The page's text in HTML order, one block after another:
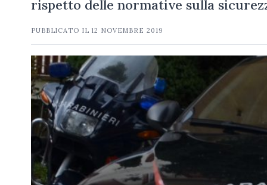
rispetto delle normative sulla
PUBBLICATO IL12 NOVEMBRE 2019